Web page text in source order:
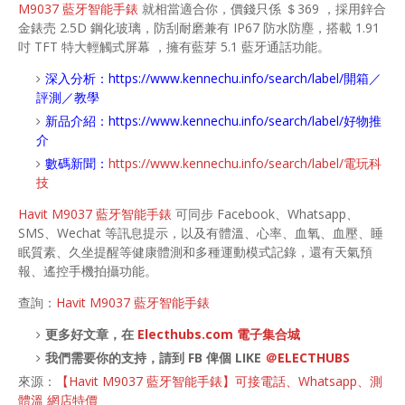
M9037 藍牙智能手錶 就相當適合你，價錢只係 ＄369 ，採用鋅合
金錶売 2.5D 鋼化玻璃，防刮耐磨兼有 IP67 防水防塵，搭載 1.91
吋 TFT 特大輕觸式屏幕 ，擁有藍芽 5.1 藍牙通話功能。
深入分析： https://www.kennechu.info/search/label/開箱／
評測／教學
新品介紹： https://www.kennechu.info/search/label/好物推
介
數碼新聞： https://www.kennechu.info/search/label/電玩科
技
Havit M9037 藍牙智能手錶 可同步 Facebook、Whatsapp、
SMS、Wechat 等訊息提示，以及有體溫、心率、血氧、血壓、睡
眠質素、久坐提醒等健康體測和多種運動模式記錄，還有天氣預
報、遙控手機拍攝功能。
查詢： Havit M9037 藍牙智能手錶
更多好文章，在 Electhubs.com 電子集合城
我們需要你的支持，請到 FB 俾個 LIKE ＠ELECTHUBS
來源：
【Havit M9037 藍牙智能手錶】可接電話、Whatsapp、測
體溫 網店特價